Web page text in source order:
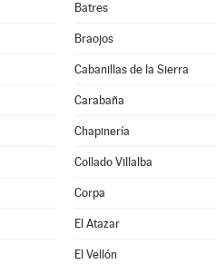
Batres
Braojos
Cabanillas de la Sierra
Carabaña
Chapinería
Collado Villalba
Corpa
El Atazar
El Vellón